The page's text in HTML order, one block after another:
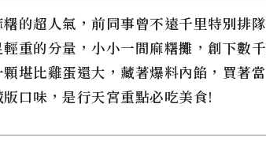
的超人氣，前同事曾不遠千里特別排
重的分量，小小一間麻糬攤，創下數
堪比雞蛋還大，藏著爆料內餡，買著
口味，是行天宮重點必吃美食!